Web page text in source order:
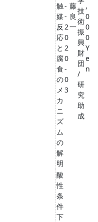
触
媒
反
応
と
腐
食
の
メ
カ
ニ
ズ
ム
の
解
明
-
-
2
0
2
0
-
0
3
藤
良
一
技
術
振
興
財
団
/
研
究
助
成
,
0
0
0
Y
e
n
酸
性
条
件
下